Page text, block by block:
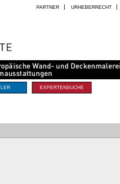
PARTNER URHEBERRECHT
EXPERTENSUCHE